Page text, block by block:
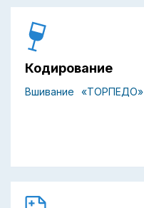
Кодирование
Вшивание «ТОРПЕДО»